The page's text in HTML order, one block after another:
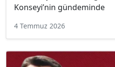
Konseyi’nin gündeminde
4 Temmuz 2026